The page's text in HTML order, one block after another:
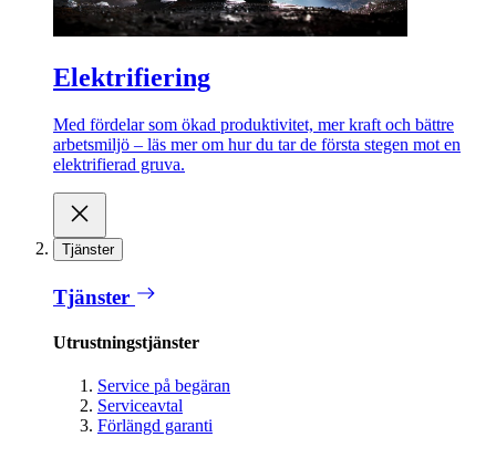
Elektrifiering
Med fördelar som ökad produktivitet, mer kraft och bättre
arbetsmiljö – läs mer om hur du tar de första stegen mot en
elektrifierad gruva.
Tjänster
Tjänster
Utrustningstjänster
Service på begäran
Serviceavtal
Förlängd garanti